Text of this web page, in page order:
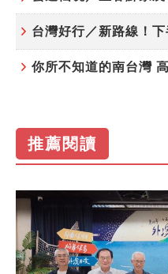
你所不知道的南台灣
推薦閱讀